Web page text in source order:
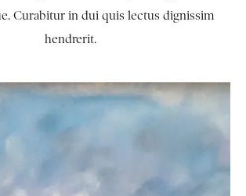
Curabitur in dui quis lectus dignissim
hendrerit.